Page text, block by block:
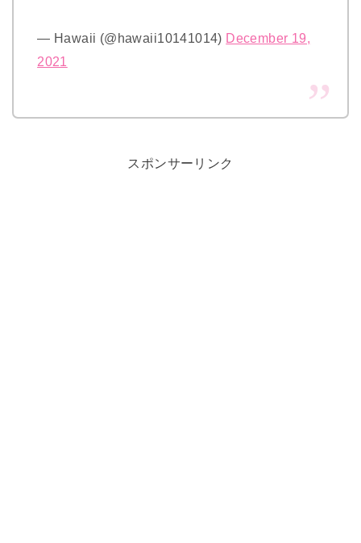
— Hawaii (@hawaii10141014) December 19,
2021
スポンサーリンク